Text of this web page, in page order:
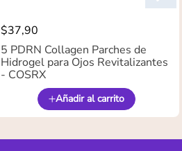
$37,90
5 PDRN Collagen Parches de
Hidrogel para Ojos Revitalizantes
- COSRX
Añadir al carrito